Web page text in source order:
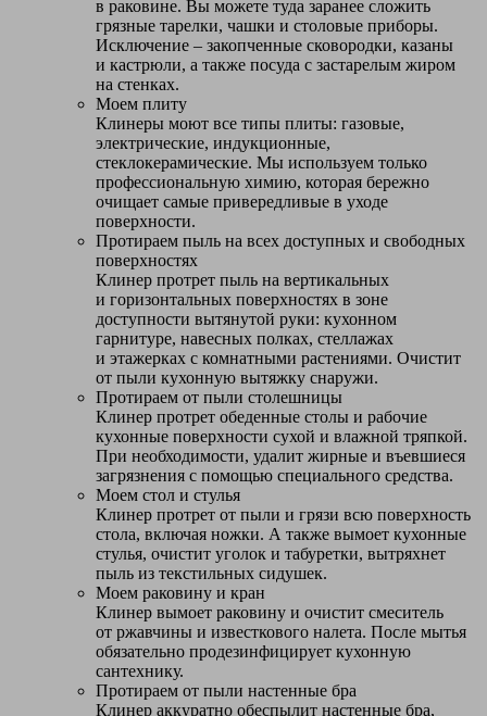
в раковине. Вы можете туда заранее сложить
грязные тарелки, чашки и столовые приборы.
Исключение – закопченные сковородки, казаны
и кастрюли, а также посуда с застарелым жиром
на стенках.
Моем плиту
Клинеры моют все типы плиты: газовые,
электрические, индукционные,
стеклокерамические. Мы используем только
профессиональную химию, которая бережно
очищает самые привередливые в уходе
поверхности.
Протираем пыль на всех доступных и свободных
поверхностях
Клинер протрет пыль на вертикальных
и горизонтальных поверхностях в зоне
доступности вытянутой руки: кухонном
гарнитуре, навесных полках, стеллажах
и этажерках с комнатными растениями. Очистит
от пыли кухонную вытяжку снаружи.
Протираем от пыли столешницы
Клинер протрет обеденные столы и рабочие
кухонные поверхности сухой и влажной тряпкой.
При необходимости, удалит жирные и въевшиеся
загрязнения с помощью специального средства.
Моем стол и стулья
Клинер протрет от пыли и грязи всю поверхность
стола, включая ножки. А также вымоет кухонные
стулья, очистит уголок и табуретки, вытряхнет
пыль из текстильных сидушек.
Моем раковину и кран
Клинер вымоет раковину и очистит смеситель
от ржавчины и известкового налета. После мытья
обязательно продезинфицирует кухонную
сантехнику.
Протираем от пыли настенные бра
Клинер аккуратно обеспылит настенные бра,